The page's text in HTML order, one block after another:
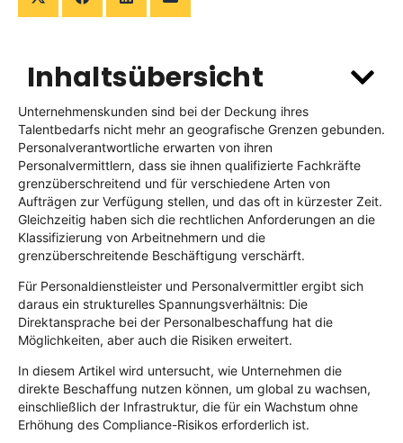
Inhaltsübersicht
Unternehmenskunden sind bei der Deckung ihres
Talentbedarfs nicht mehr an geografische Grenzen gebunden.
Personalverantwortliche erwarten von ihren
Personalvermittlern, dass sie ihnen qualifizierte Fachkräfte
grenzüberschreitend und für verschiedene Arten von
Aufträgen zur Verfügung stellen, und das oft in kürzester Zeit.
Gleichzeitig haben sich die rechtlichen Anforderungen an die
Klassifizierung von Arbeitnehmern und die
grenzüberschreitende Beschäftigung verschärft.
Für Personaldienstleister und Personalvermittler ergibt sich
daraus ein strukturelles Spannungsverhältnis: Die
Direktansprache bei der Personalbeschaffung hat die
Möglichkeiten, aber auch die Risiken erweitert.
In diesem Artikel wird untersucht, wie Unternehmen die
direkte Beschaffung nutzen können, um global zu wachsen,
einschließlich der Infrastruktur, die für ein Wachstum ohne
Erhöhung des Compliance-Risikos erforderlich ist.